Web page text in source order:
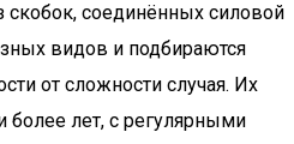
скобок, соединённых силовой
видов и подбираются
от сложности случая. Их
более лет, с регулярными